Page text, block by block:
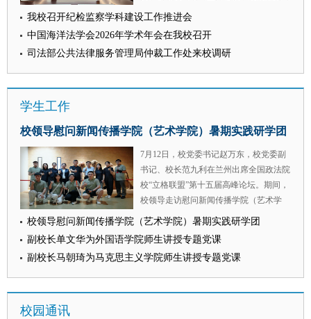
对表学校年度党政工作要点和纪检监察巡
察工作任务，清单化、项目化、责任化高
质量完成下半年各项任务。 （供稿：校
究中心 撰稿：贺帅帅 审核：王莹莹）
“这堂课上得太及时了！”培训结束后，宣
传部副部长方宁感慨道，“过去遇到舆情
总觉得是‘危机’，雷院长提出的从‘被动救
卫处干部李国洋深有感触：“保卫干部往
否得当、信息报送是否及时，直接影响舆
情的发展走向。下一步，我们要持续加强
与各单位的沟通交流，做好‘信息安全
员’，把‘管现场’和‘管舆情’结合起来，为
维护校园安全稳定贡献更大力量。” 刚刚
通过干部交流走上辅导员岗位不久的民商
体会：“雷院长讲到的很多案例，和我们
日常学生工作息息相关。我们虽然熟悉网
络，但在防范化解舆情风险上还缺乏系统
学科建设处、教务处、人事处、财务处、
参加座谈研讨。 会上，与会人员聚焦学
校纪检监察学科高质量建设发展主题开展
专题研讨。各相关职能部门和学院立足岗
位职责，围绕人才培养、师资队伍建设、
摆问题、交流研讨思路、凝聚发展共识、
细化推进举措，为学校纪检监察学科后续
提质增效、高质量发展明晰了工作思路与
实践路径。 会议指出，纪检监察学是我
校重点培育的特色优势学科。学校要紧抓
建设目标，聚焦四个二级学科发展方向，
整合校内资源、凝聚工作合力，系统推进
学科提质发展。要抓实人才培养工作，完
我校召开纪检监察学科建设工作推进会
中国海洋法学会2026年学术年会在我校召开
司法部公共法律服务管理局仲裁工作处来校调研
学生工作
校领导慰问新闻传播学院（艺术学院）暑期实践研学团
7月12日，校党委书记赵万东，校党委副
书记、校长范九利在兰州出席全国政法院
校“立格联盟”第十五届高峰论坛。期间，
校领导走访慰问新闻传播学院（艺术学
院）“新传-立格联盟马克思主义新闻观现
践团队的研学进度、成果产出和安全保障
等方面情况。勉励同学们，要胸怀“国之
大者”，在实践研学中坚定理想信念，争
做担当时代重任的新时代青年；要深耕知
校领导慰问新闻传播学院（艺术学院）暑期实践研学团
副校长单文华为外国语学院师生讲授专题党课
副校长马朝琦为马克思主义学院师生讲授专题党课
校园通讯